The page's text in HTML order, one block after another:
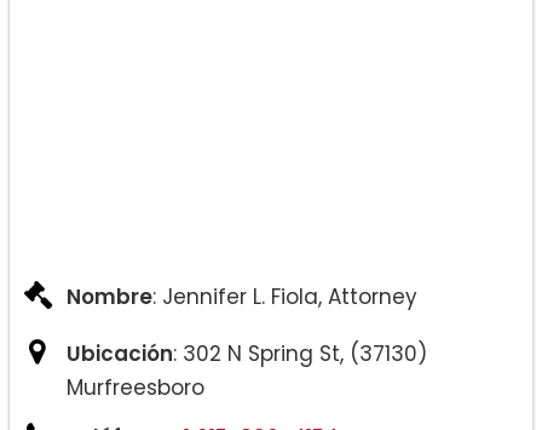
Nombre: Jennifer L. Fiola, Attorney
Ubicación: 302 N Spring St, (37130)
Murfreesboro